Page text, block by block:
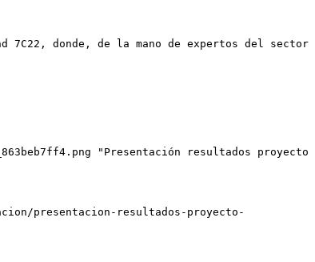
donde, de la mano de expertos del sector
"Presentación resultados proyecto
presentacion-resultados-proyecto-